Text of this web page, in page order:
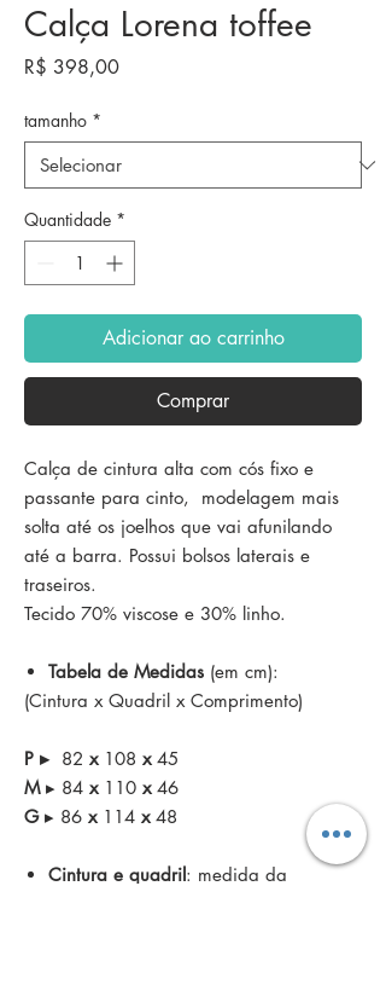
Calça Lorena toffee
R$ 398,00Preço
tamanho *
Quantidade *
Adicionar ao carrinho
Comprar
Calça de cintura alta com cós fixo e
passante para cinto, modelagem mais
solta até os joelhos que vai afunilando
até a barra. Possui bolsos laterais e
traseiros.
Tecido 70% viscose e 30% linho.
Tabela de Medidas (em cm):
(Cintura x Quadril x Comprimento)
P ▸ 82 x 108 x 45
M▸ 84 x 110 x 46
G▸ 86 x 114 x 48
Cintura e quadril: medida da